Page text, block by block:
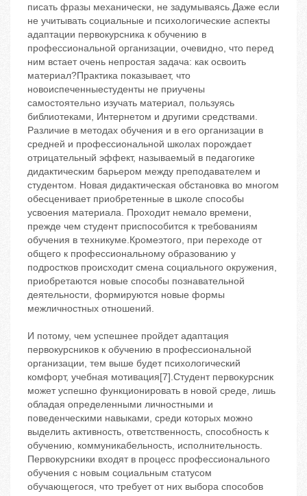
писать фразы механически, не задумываясь.Даже если
не учитывать социальные и психологические аспекты
адаптации первокурсника к обучению в
профессиональной организации, очевидно, что перед
ним встает очень непростая задача: как освоить
материал?Практика показывает, что
новоиспеченныестуденты не приучены
самостоятельно изучать материал, пользуясь
библиотеками, Интернетом и другими средствами.
Различие в методах обучения и в его организации в
средней и профессиональной школах порождает
отрицательный эффект, называемый в педагогике
дидактическим барьером между преподавателем и
студентом. Новая дидактическая обстановка во многом
обесценивает приобретенные в школе способы
усвоения материала. Проходит немало времени,
прежде чем студент приспособится к требованиям
обучения в техникуме.Кромеэтого, при переходе от
общего к профессиональному образованию у
подростков происходит смена социального окружения,
приобретаются новые способы познавательной
деятельности, формируются новые формы
межличностных отношений.
И потому, чем успешнее пройдет адаптация
первокурсников к обучению в профессиональной
организации, тем выше будет психологический
комфорт, учебная мотивация[7].Студент первокурсник
может успешно функционировать в новой среде, лишь
обладая определенными личностными и
поведенческими навыками, среди которых можно
выделить активность, ответственность, способность к
обучению, коммуникабельность, исполнительность.
Первокурсники входят в процесс профессионального
обучения с новым социальным статусом
обучающегося, что требует от них выбора способов